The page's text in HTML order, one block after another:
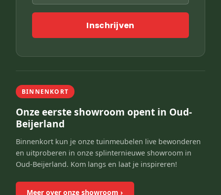
Inschrijven
BINNENKORT
Onze eerste showroom opent in Oud-
Beijerland
Binnenkort kun je onze tuinmeubelen live bewonderen
en uitproberen in onze splinternieuwe showroom in
Oud-Beijerland. Kom langs en laat je inspireren!
Meer over onze showroom ›